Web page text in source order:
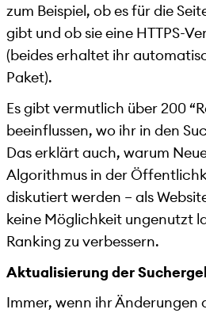
zum Beispiel, ob es für die
gibt und ob sie eine HTTPS-
(beides erhaltet ihr
Paket).
Es gibt vermutlich über 200
beeinflussen, wo ihr in den
Das erklärt auch, warum
Algorithmus in der
diskutiert werden – als
keine Möglichkeit ungenutzt
Ranking zu verbessern.
Aktualisierung der
Immer, wenn ihr Änderungen